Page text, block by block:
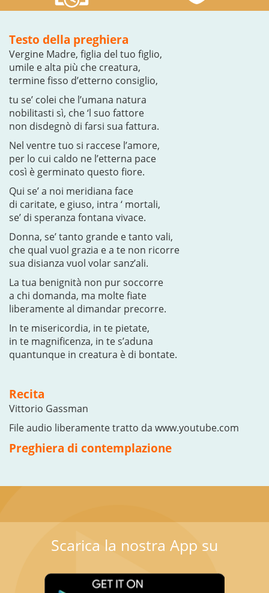
Testo della preghiera
Vergine Madre, figlia del tuo figlio,
umile e alta più che creatura,
termine fisso d’etterno consiglio,
tu se’ colei che l’umana natura
nobilitasti sì, che ‘l suo fattore
non disdegnò di farsi sua fattura.
Nel ventre tuo si raccese l’amore,
per lo cui caldo ne l’etterna pace
così è germinato questo fiore.
Qui se’ a noi meridiana face
di caritate, e giuso, intra ‘ mortali,
se’ di speranza fontana vivace.
Donna, se’ tanto grande e tanto vali,
che qual vuol grazia e a te non ricorre
sua disianza vuol volar sanz’ali.
La tua benignità non pur soccorre
a chi domanda, ma molte fiate
liberamente al dimandar precorre.
In te misericordia, in te pietate,
in te magnificenza, in te s’aduna
quantunque in creatura è di bontate.
Recita
Vittorio Gassman
File audio liberamente tratto da www.youtube.com
Preghiera di contemplazione
Scarica la nostra App su